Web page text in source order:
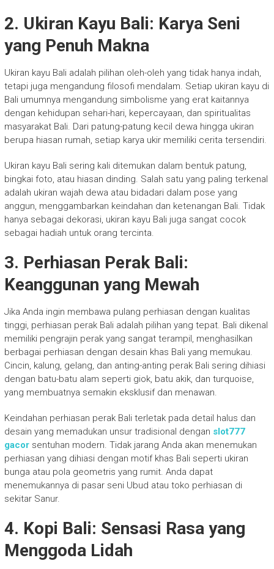
2. Ukiran Kayu Bali: Karya Seni
yang Penuh Makna
Ukiran kayu Bali adalah pilihan oleh-oleh yang tidak hanya indah,
tetapi juga mengandung filosofi mendalam. Setiap ukiran kayu di
Bali umumnya mengandung simbolisme yang erat kaitannya
dengan kehidupan sehari-hari, kepercayaan, dan spiritualitas
masyarakat Bali. Dari patung-patung kecil dewa hingga ukiran
berupa hiasan rumah, setiap karya ukir memiliki cerita tersendiri.
Ukiran kayu Bali sering kali ditemukan dalam bentuk patung,
bingkai foto, atau hiasan dinding. Salah satu yang paling terkenal
adalah ukiran wajah dewa atau bidadari dalam pose yang
anggun, menggambarkan keindahan dan ketenangan Bali. Tidak
hanya sebagai dekorasi, ukiran kayu Bali juga sangat cocok
sebagai hadiah untuk orang tercinta.
3. Perhiasan Perak Bali:
Keanggunan yang Mewah
Jika Anda ingin membawa pulang perhiasan dengan kualitas
tinggi, perhiasan perak Bali adalah pilihan yang tepat. Bali dikenal
memiliki pengrajin perak yang sangat terampil, menghasilkan
berbagai perhiasan dengan desain khas Bali yang memukau.
Cincin, kalung, gelang, dan anting-anting perak Bali sering dihiasi
dengan batu-batu alam seperti giok, batu akik, dan turquoise,
yang membuatnya semakin eksklusif dan menawan.
Keindahan perhiasan perak Bali terletak pada detail halus dan
desain yang memadukan unsur tradisional dengan slot777
gacorsentuhan modern. Tidak jarang Anda akan menemukan
perhiasan yang dihiasi dengan motif khas Bali seperti ukiran
bunga atau pola geometris yang rumit. Anda dapat
menemukannya di pasar seni Ubud atau toko perhiasan di
sekitar Sanur.
4. Kopi Bali: Sensasi Rasa yang
Menggoda Lidah